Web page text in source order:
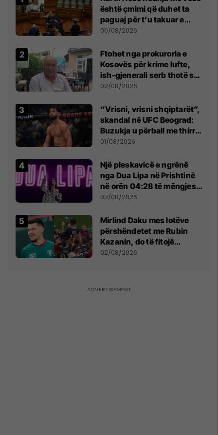
është çmimi që duhet ta
paguaj për t’u takuar e
bashkëbiseduar jam i
06/08/2026
Ftohet nga prokuroria e
Kosovës për krime lufte,
ish-gjenerali serb thotë se
dikush e tradhtoi në
02/08/2026
“Vrisni, vrisni shqiptarët”,
skandal në UFC Beograd:
Buzukja u përball me thirrje
anti-shqiptare nga
01/08/2026
Një pleskavicë e ngrënë
nga Dua Lipa në Prishtinë
në orën 04:28 të mëngjesit
- dhe bota digjitale serbe
03/08/2026
Mirlind Daku mes lotëve
përshëndetet me Rubin
Kazanin, do të fitojë
miliona te Spartak Moska
02/08/2026